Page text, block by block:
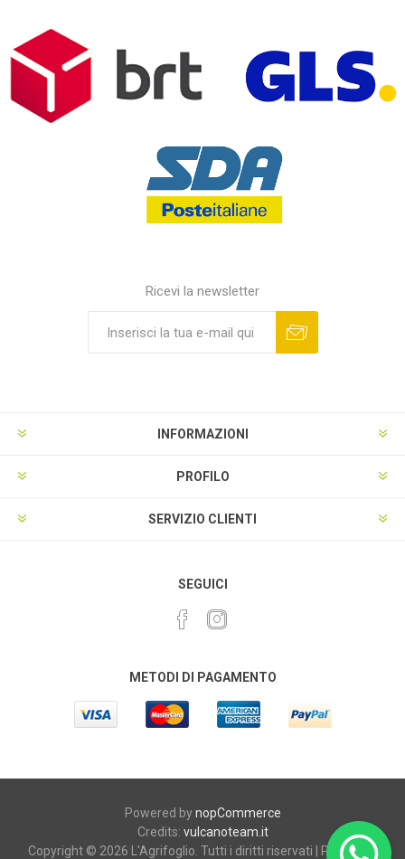
Ricevi la newsletter
INFORMAZIONI
PROFILO
SERVIZIO CLIENTI
SEGUICI
METODI DI PAGAMENTO
Powered bynopCommerce
Credits: vulcanoteam.it
Copyright © 2026 L'Agrifoglio. Tutti i diritti riservati | P.iva e C.F.